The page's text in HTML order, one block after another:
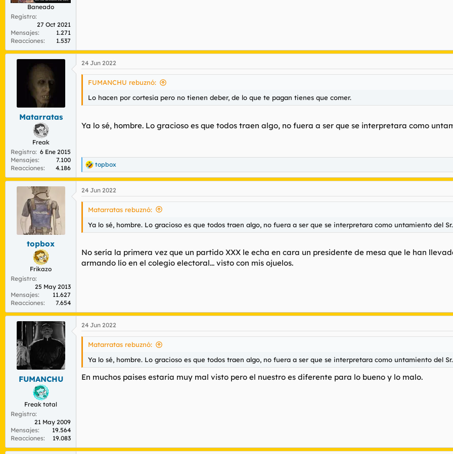
Baneado
Registro
27 Oct 2021
Mensajes
1.271
Reacciones
1.537
Matarratas
Freak
Registro 6 Ene 2015
Mensajes
7.100
Reacciones
4.186
24 Jun 2022
FUMANCHU rebuznó:
Lo hacen por cortesia pero no tienen deber, de lo que te pagan tienes que comer.
Ya lo sé, hombre. Lo gracioso es que todos traen algo, no fuera a ser que se interpretara como
R
e
a
c
c
n
e
:
topbox
topbox
Frikazo
Registro
25 May 2013
Mensajes
11.627
Reacciones
7.654
24 Jun 2022
Matarratas rebuznó:
Ya lo sé, hombre. Lo gracioso es que todos traen algo, no fuera a ser que se interpretara como untamiento del
No sería la primera vez que un partido XXX le echa en cara un presidente de mesa que le han
armando lío en el colegio electoral... visto con mis ojuelos.
FUMANCHU
Freak total
Registro
21 May 2009
Mensajes
19.564
Reacciones
19.083
24 Jun 2022
Matarratas rebuznó:
Ya lo sé, hombre. Lo gracioso es que todos traen algo, no fuera a ser que se interpretara como untamiento del
En muchos paises estaria muy mal visto pero el nuestro es diferente para lo bueno y lo malo.